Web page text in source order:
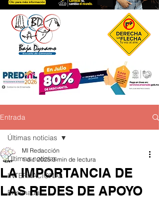
Entrada
Últimas noticias
INTERNACIONAL
Ensenada
Últimas noticias
LA IMPORTANCIA DE
LAS REDES DE APOYO
MI Redacción
1 dic 2025 3 min de lectura